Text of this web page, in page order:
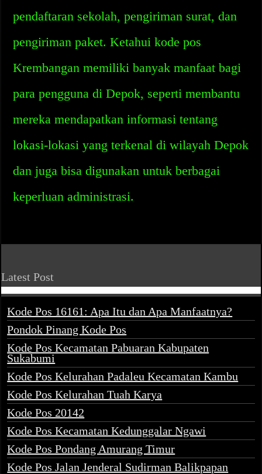
pendaftaran sekolah, pengiriman surat, dan
pengiriman paket. Ketahui kode pos
Krembangan memiliki banyak manfaat bagi
para pengguna di Depok, seperti membantu
mereka mendapatkan informasi tentang
lokasi-lokasi yang terkenal di wilayah Depok
dan juga bisa digunakan untuk berbagai
keperluan administrasi.
Latest Post
Kode Pos 16161: Apa Itu dan Apa Manfaatnya?
Pondok Pinang Kode Pos
Kode Pos Kecamatan Pabuaran Kabupaten
Sukabumi
Kode Pos Kelurahan Padaleu Kecamatan Kambu
Kode Pos Kelurahan Tuah Karya
Kode Pos 20142
Kode Pos Kecamatan Kedunggalar Ngawi
Kode Pos Pondang Amurang Timur
Kode Pos Jalan Jenderal Sudirman Balikpapan